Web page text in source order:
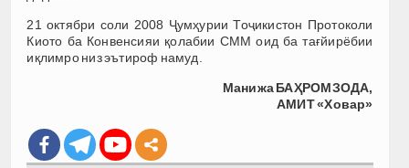
21 октябри соли 2008 Ҷумҳурии Тоҷикистон Протоколи
Киото ба Конвенсияи қолабии СММ оид ба тағйирёбии
иқлимро низ эътироф намуд.
Манижа БАҲРОМЗОДА,
АМИТ «Ховар»